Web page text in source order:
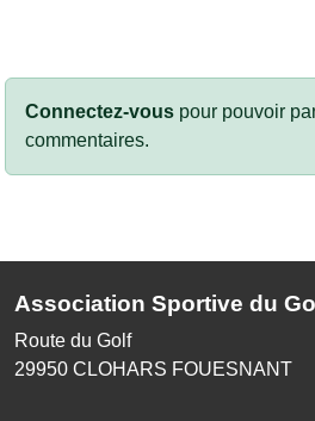
Connectez-vous pour pouvoir
commentaires.
Association Sportive du
Route du Golf
29950 CLOHARS FOUESNANT